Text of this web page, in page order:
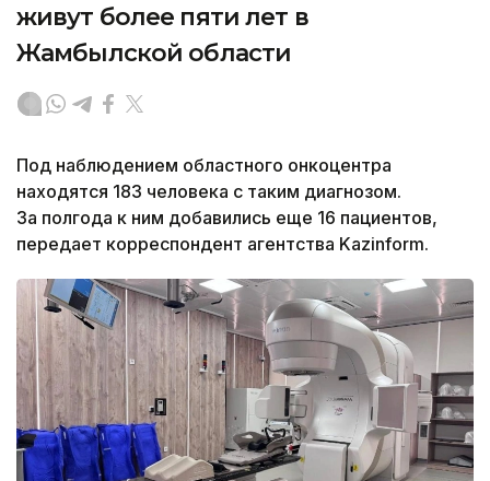
живут более пяти лет в
Жамбылской области
Под наблюдением областного онкоцентра
находятся 183 человека с таким диагнозом.
За полгода к ним добавились еще 16 пациентов,
передает корреспондент агентства Kazinform.